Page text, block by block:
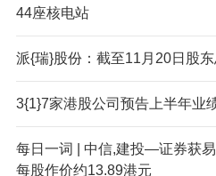
44座核电站
派{瑞}股份：截至11月20日股
3{1}7家港股公司预告上半年业
每日一词 | 中信,建投—证券获
每股作价约13.89港元